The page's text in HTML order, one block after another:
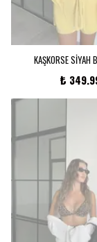
KAŞKORSE SİYAH
₺